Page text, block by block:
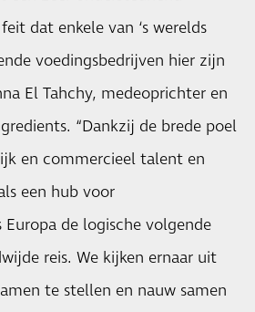
dat enkele van ‘s werelds
voedingsbedrijven hier zijn
El Tahchy, medeoprichter en
“Dankzij de brede poel
en commercieel talent en
een hub voor
de logische volgende
reis. We kijken ernaar uit
te stellen en nauw samen